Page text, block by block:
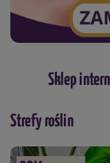
Sklep
Strefy roślin